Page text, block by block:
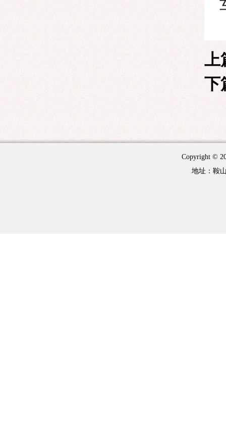
上
下
Copyright ©
地址：鞍